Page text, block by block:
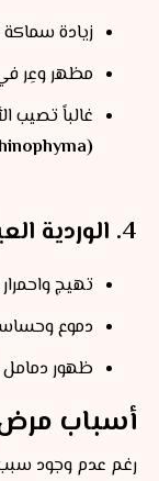
زيادة سماكة
مظهر وعِر
غالباً تصيب
(Rhinophyma)
4. الوردية العينية (Ocular Rosacea)
تهيج
دموع
ظهور
أسباب مرض
رغم عدم وجود سبب